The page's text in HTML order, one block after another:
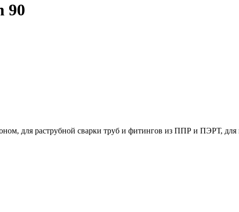
90
для раструбной сварки труб и фитингов из ППР и ПЭРТ,